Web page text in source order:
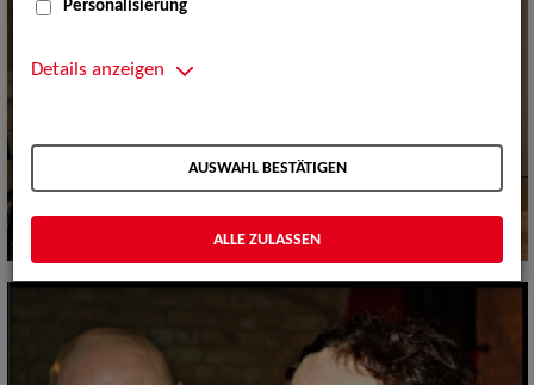
Personalisierung
Details anzeigen
AUSWAHL BESTÄTIGEN
ALLE ZULASSEN